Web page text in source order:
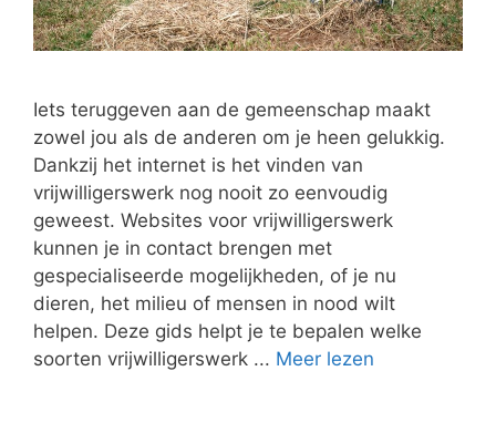
Iets teruggeven aan de gemeenschap maakt
zowel jou als de anderen om je heen gelukkig.
Dankzij het internet is het vinden van
vrijwilligerswerk nog nooit zo eenvoudig
geweest. Websites voor vrijwilligerswerk
kunnen je in contact brengen met
gespecialiseerde mogelijkheden, of je nu
dieren, het milieu of mensen in nood wilt
helpen. Deze gids helpt je te bepalen welke
soorten vrijwilligerswerk ... Meer lezen